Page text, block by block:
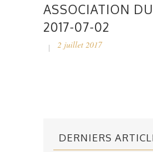
ASSOCIATION DU
2017-07-02
2 juillet 2017
DERNIERS